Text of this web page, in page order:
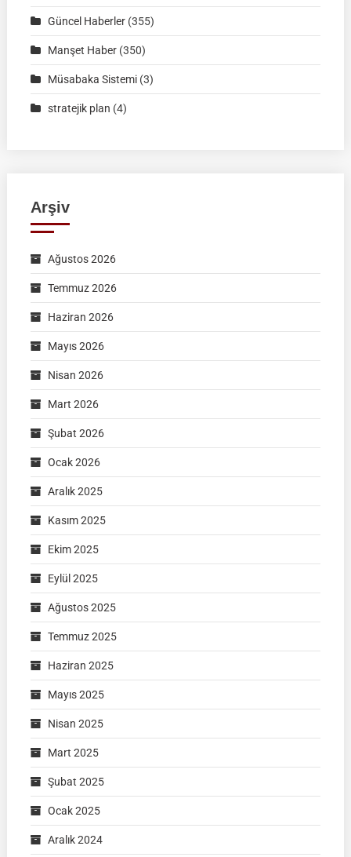
Güncel Haberler(355)
Manşet Haber(350)
Müsabaka Sistemi(3)
stratejik plan (4)
Arşiv
Ağustos 2026
Temmuz 2026
Haziran 2026
Mayıs 2026
Nisan 2026
Mart 2026
Şubat 2026
Ocak 2026
Aralık 2025
Kasım 2025
Ekim 2025
Eylül 2025
Ağustos 2025
Temmuz 2025
Haziran 2025
Mayıs 2025
Nisan 2025
Mart 2025
Şubat 2025
Ocak 2025
Aralık 2024